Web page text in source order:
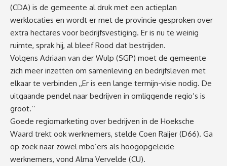
(CDA) is de gemeente al druk met een actieplan
werklocaties en wordt er met de provincie gesproken over
extra hectares voor bedrijfsvestiging. Er is nu te weinig
ruimte, sprak hij, al bleef Rood dat bestrijden.
Volgens Adriaan van der Wulp (SGP) moet de gemeente
zich meer inzetten om samenleving en bedrijfsleven met
elkaar te verbinden ,,Er is een lange termijn-visie nodig. De
uitgaande pendel naar bedrijven in omliggende regio’s is
groot.’’
Goede regiomarketing over bedrijven in de Hoeksche
Waard trekt ook werknemers, stelde Coen Raijer (D66). Ga
op zoek naar zowel mbo’ers als hoogopgeleide
werknemers, vond Alma Vervelde (CU).